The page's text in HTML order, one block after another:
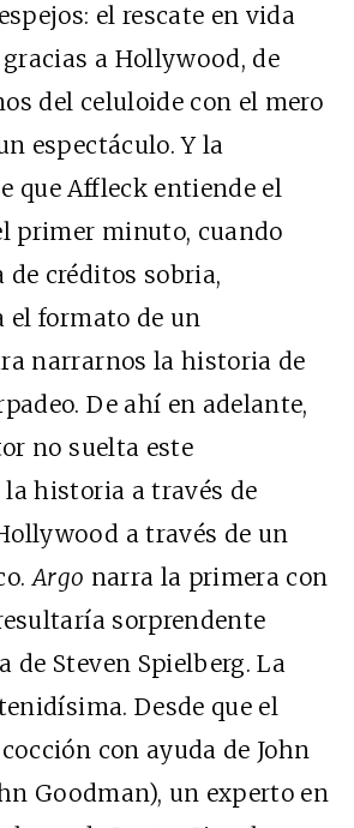
el rescate en vida
a Hollywood, de
del celuloide con el mero
espectáculo. Y la
que Affleck entiende el
primer minuto, cuando
de créditos sobria,
el formato de un
narrarnos la historia de
De ahí en adelante,
no suelta este
historia a través de
a través de un
Argo narra la primera con
sorprendente
de Steven Spielberg. La
Desde que el
con ayuda de John
Goodman), un experto en